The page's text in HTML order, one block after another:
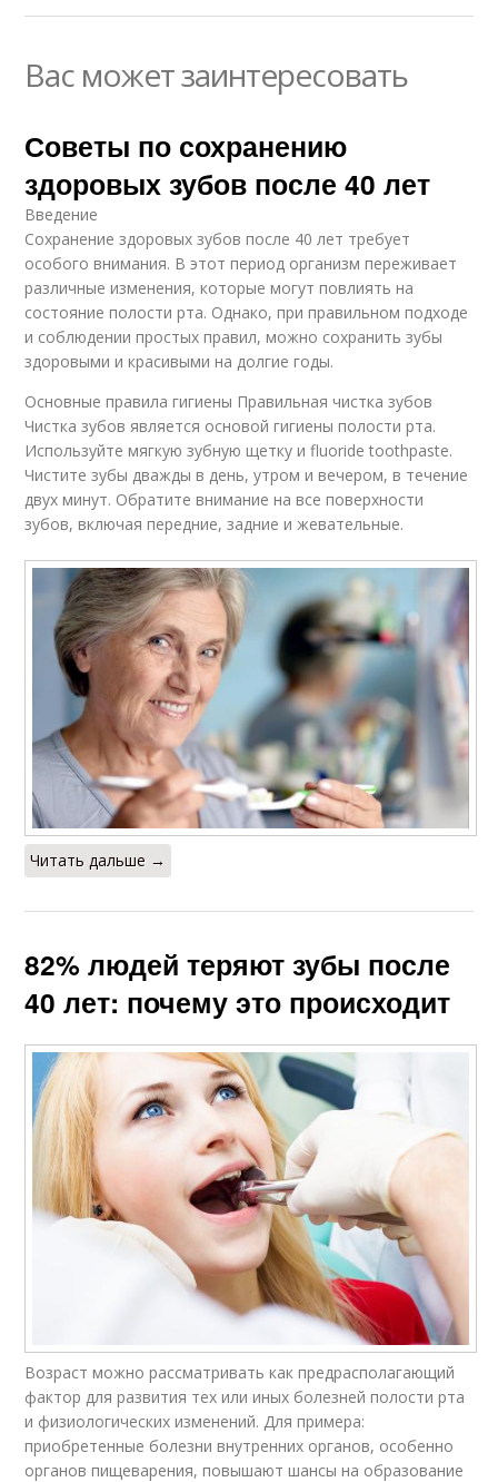
Вас может заинтересовать
Советы по сохранению
здоровых зубов после 40 лет
Введение
Сохранение здоровых зубов после 40 лет требует
особого внимания. В этот период организм переживает
различные изменения, которые могут повлиять на
состояние полости рта. Однако, при правильном подходе
и соблюдении простых правил, можно сохранить зубы
здоровыми и красивыми на долгие годы.
Основные правила гигиены Правильная чистка зубов
Чистка зубов является основой гигиены полости рта.
Используйте мягкую зубную щетку и fluoride toothpaste.
Чистите зубы дважды в день, утром и вечером, в течение
двух минут. Обратите внимание на все поверхности
зубов, включая передние, задние и жевательные.
Читать дальше →
82% людей теряют зубы после
40 лет: почему это происходит
Возраст можно рассматривать как предрасполагающий
фактор для развития тех или иных болезней полости рта
и физиологических изменений. Для примера:
приобретенные болезни внутренних органов, особенно
органов пищеварения, повышают шансы на образование